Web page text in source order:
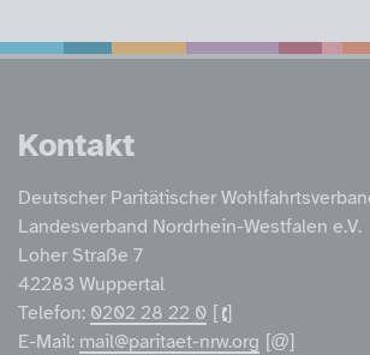
Service
Kontakt
Deutscher Paritätischer
Landesverband Nordrhein-Westfalen e.V.
Loher Straße 7
42283 Wuppertal
Telefon: 0202 28 22 0
E-Mail: mail@paritaet-nrw.org